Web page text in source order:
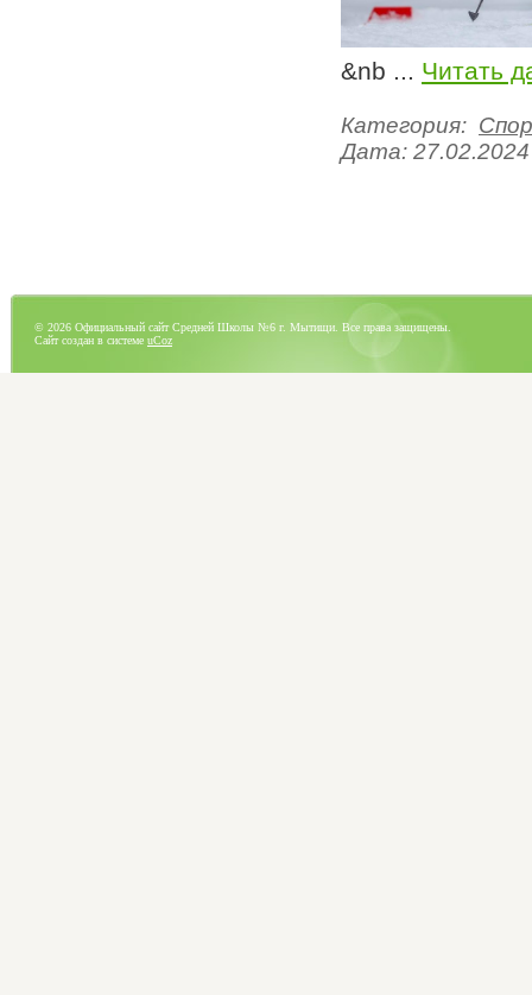
&nb ... Читать
Категория:
Дата: 27.02.2024
© 2026 Официальный сайт Средней Школы №6 г. Мытищи. Все права защищены.
Сайт создан в системе uCoz